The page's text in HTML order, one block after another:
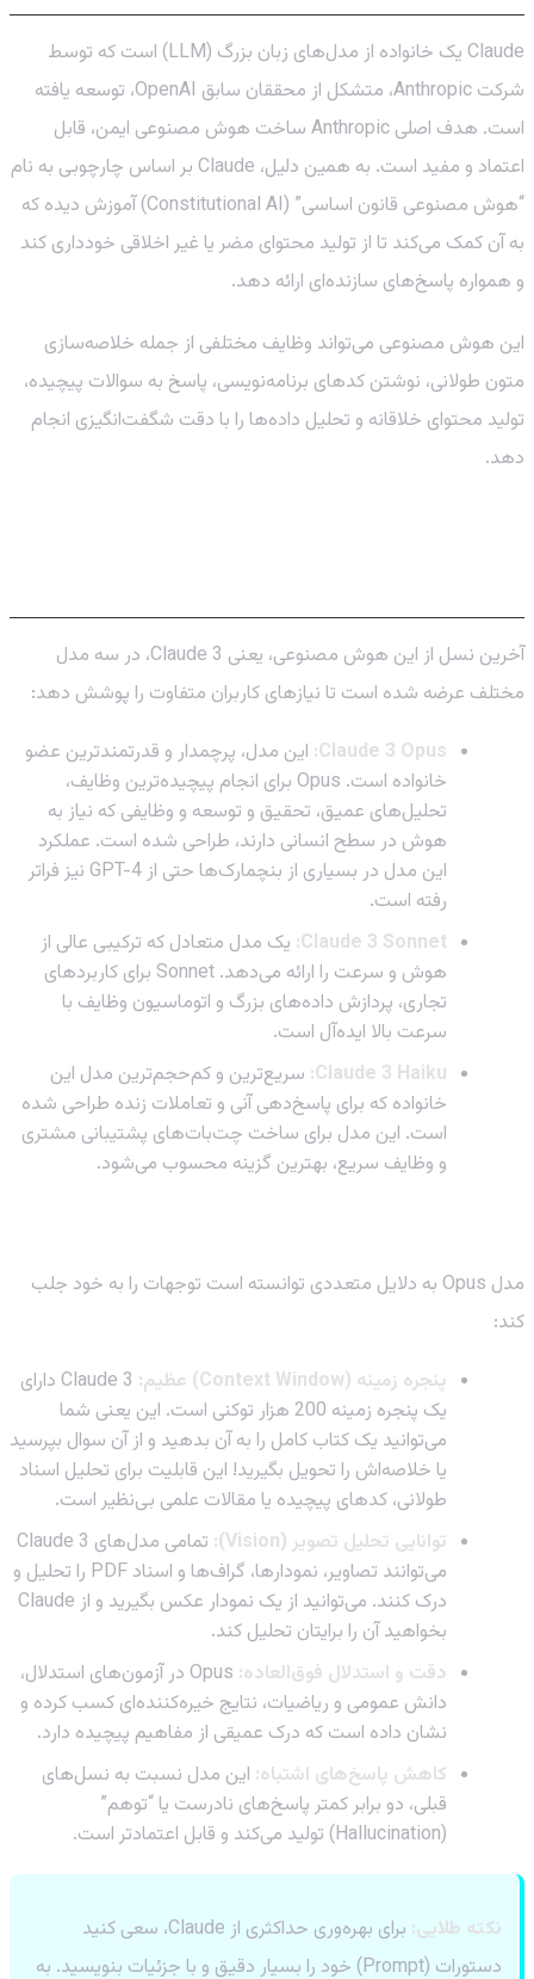
Claude یک خانواده از مدل‌های زبان بزرگ (LLM) است که توسط
شرکت Anthropic، متشکل از محققان سابق OpenAI، توسعه یافته
است. هدف اصلی Anthropic ساخت هوش مصنوعی ایمن، قابل
اعتماد و مفید است. به همین دلیل، Claude بر اساس چارچوبی به نام
“هوش مصنوعی قانون اساسی” (Constitutional AI) آموزش دیده که
به آن کمک می‌کند تا از تولید محتوای مضر یا غیر اخلاقی خودداری کند
و همواره پاسخ‌های سازنده‌ای ارائه دهد.
این هوش مصنوعی می‌تواند وظایف مختلفی از جمله خلاصه‌سازی
متون طولانی، نوشتن کدهای برنامه‌نویسی، پاسخ به سوالات پیچیده،
تولید محتوای خلاقانه و تحلیل داده‌ها را با دقت شگفت‌انگیزی انجام
دهد.
آخرین نسل از این هوش مصنوعی، یعنی Claude 3، در سه مدل
مختلف عرضه شده است تا نیازهای کاربران متفاوت را پوشش دهد:
Claude 3 Opus: این مدل، پرچمدار و قدرتمندترین عضو
خانواده است. Opus برای انجام پیچیده‌ترین وظایف،
تحلیل‌های عمیق، تحقیق و توسعه و وظایفی که نیاز به
هوش در سطح انسانی دارند، طراحی شده است. عملکرد
این مدل در بسیاری از بنچمارک‌ها حتی از GPT-4 نیز فراتر
رفته است.
Claude 3 Sonnet: یک مدل متعادل که ترکیبی عالی از
هوش و سرعت را ارائه می‌دهد. Sonnet برای کاربردهای
تجاری، پردازش داده‌های بزرگ و اتوماسیون وظایف با
سرعت بالا ایده‌آل است.
Claude 3 Haiku: سریع‌ترین و کم‌حجم‌ترین مدل این
خانواده که برای پاسخ‌دهی آنی و تعاملات زنده طراحی شده
است. این مدل برای ساخت چت‌بات‌های پشتیبانی مشتری
و وظایف سریع، بهترین گزینه محسوب می‌شود.
مدل Opus به دلایل متعددی توانسته است توجهات را به خود جلب
کند:
پنجره زمینه (Context Window) عظیم:
Claude 3 دارای
یک پنجره زمینه 200 هزار توکنی است. این یعنی شما
می‌توانید یک کتاب کامل را به آن بدهید و از آن سوال بپرسید
یا خلاصه‌اش را تحویل بگیرید! این قابلیت برای تحلیل اسناد
طولانی، کدهای پیچیده یا مقالات علمی بی‌نظیر است.
توانایی تحلیل تصویر (Vision):
تمامی مدل‌های Claude 3
می‌توانند تصاویر، نمودارها، گراف‌ها و اسناد PDF را تحلیل و
درک کنند. می‌توانید از یک نمودار عکس بگیرید و از Claude
بخواهید آن را برایتان تحلیل کند.
دقت و استدلال فوق‌العاده:
Opus در آزمون‌های استدلال،
دانش عمومی و ریاضیات، نتایج خیره‌کننده‌ای کسب کرده و
نشان داده است که درک عمیقی از مفاهیم پیچیده دارد.
کاهش پاسخ‌های اشتباه: این مدل نسبت به نسل‌های
قبلی، دو برابر کمتر پاسخ‌های نادرست یا “توهم”
(Hallucination) تولید می‌کند و قابل اعتمادتر است.
نکته طلایی:
برای بهره‌وری حداکثری از Claude، سعی کنید
دستورات (Prompt) خود را بسیار دقیق و با جزئیات بنویسید. به